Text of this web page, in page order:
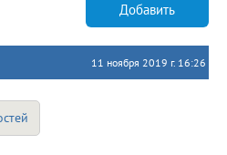
Добавить
11 ноября 2019 г. 16:26